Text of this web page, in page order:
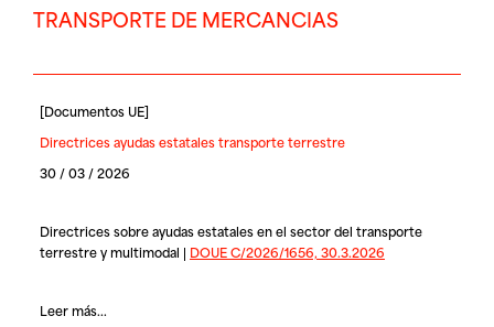
TRANSPORTE DE MERCANCIAS
[Documentos UE]
Directrices ayudas estatales transporte terrestre
30 / 03 / 2026
Directrices sobre ayudas estatales en el sector del transporte
terrestre y multimodal | DOUE C/2026/1656, 30.3.2026
Leer más...